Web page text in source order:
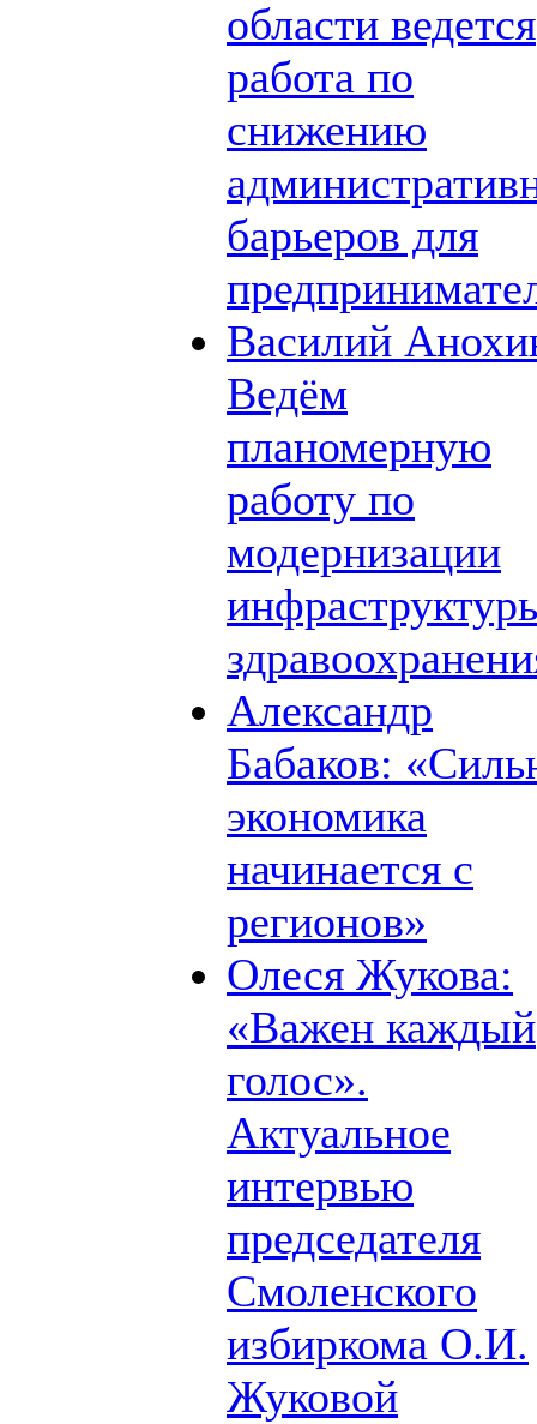
области ведется
работа по
снижению
барьеров для
Василий
Ведём
планомерную
работу по
модернизации
Александр
Бабаков:
экономика
начинается с
регионов»
Олеся Жукова:
«Важен каждый
голос».
Актуальное
интервью
председателя
Смоленского
избиркома О.И.
Жуковой